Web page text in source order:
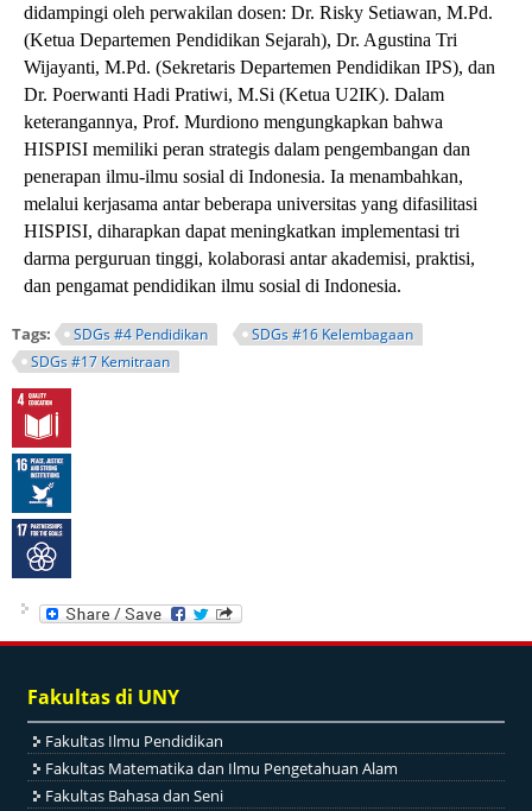
didampingi oleh perwakilan dosen: Dr. Risky Setiawan, M.Pd.
(Ketua Departemen Pendidikan Sejarah), Dr. Agustina Tri
Wijayanti, M.Pd. (Sekretaris Departemen Pendidikan IPS), dan
Dr. Poerwanti Hadi Pratiwi, M.Si (Ketua U2IK). Dalam
keterangannya, Prof. Murdiono mengungkapkan bahwa
HISPISI memiliki peran strategis dalam pengembangan dan
penerapan ilmu-ilmu sosial di Indonesia. Ia menambahkan,
melalui kerjasama antar beberapa universitas yang difasilitasi
HISPISI, diharapkan dapat meningkatkan implementasi tri
darma perguruan tinggi, kolaborasi antar akademisi, praktisi,
dan pengamat pendidikan ilmu sosial di Indonesia.
Tags: SDGs #4 Pendidikan
SDGs #16 Kelembagaan
SDGs #17 Kemitraan
Fakultas di UNY
Fakultas Ilmu Pendidikan
Fakultas Matematika dan Ilmu Pengetahuan Alam
Fakultas Bahasa dan Seni